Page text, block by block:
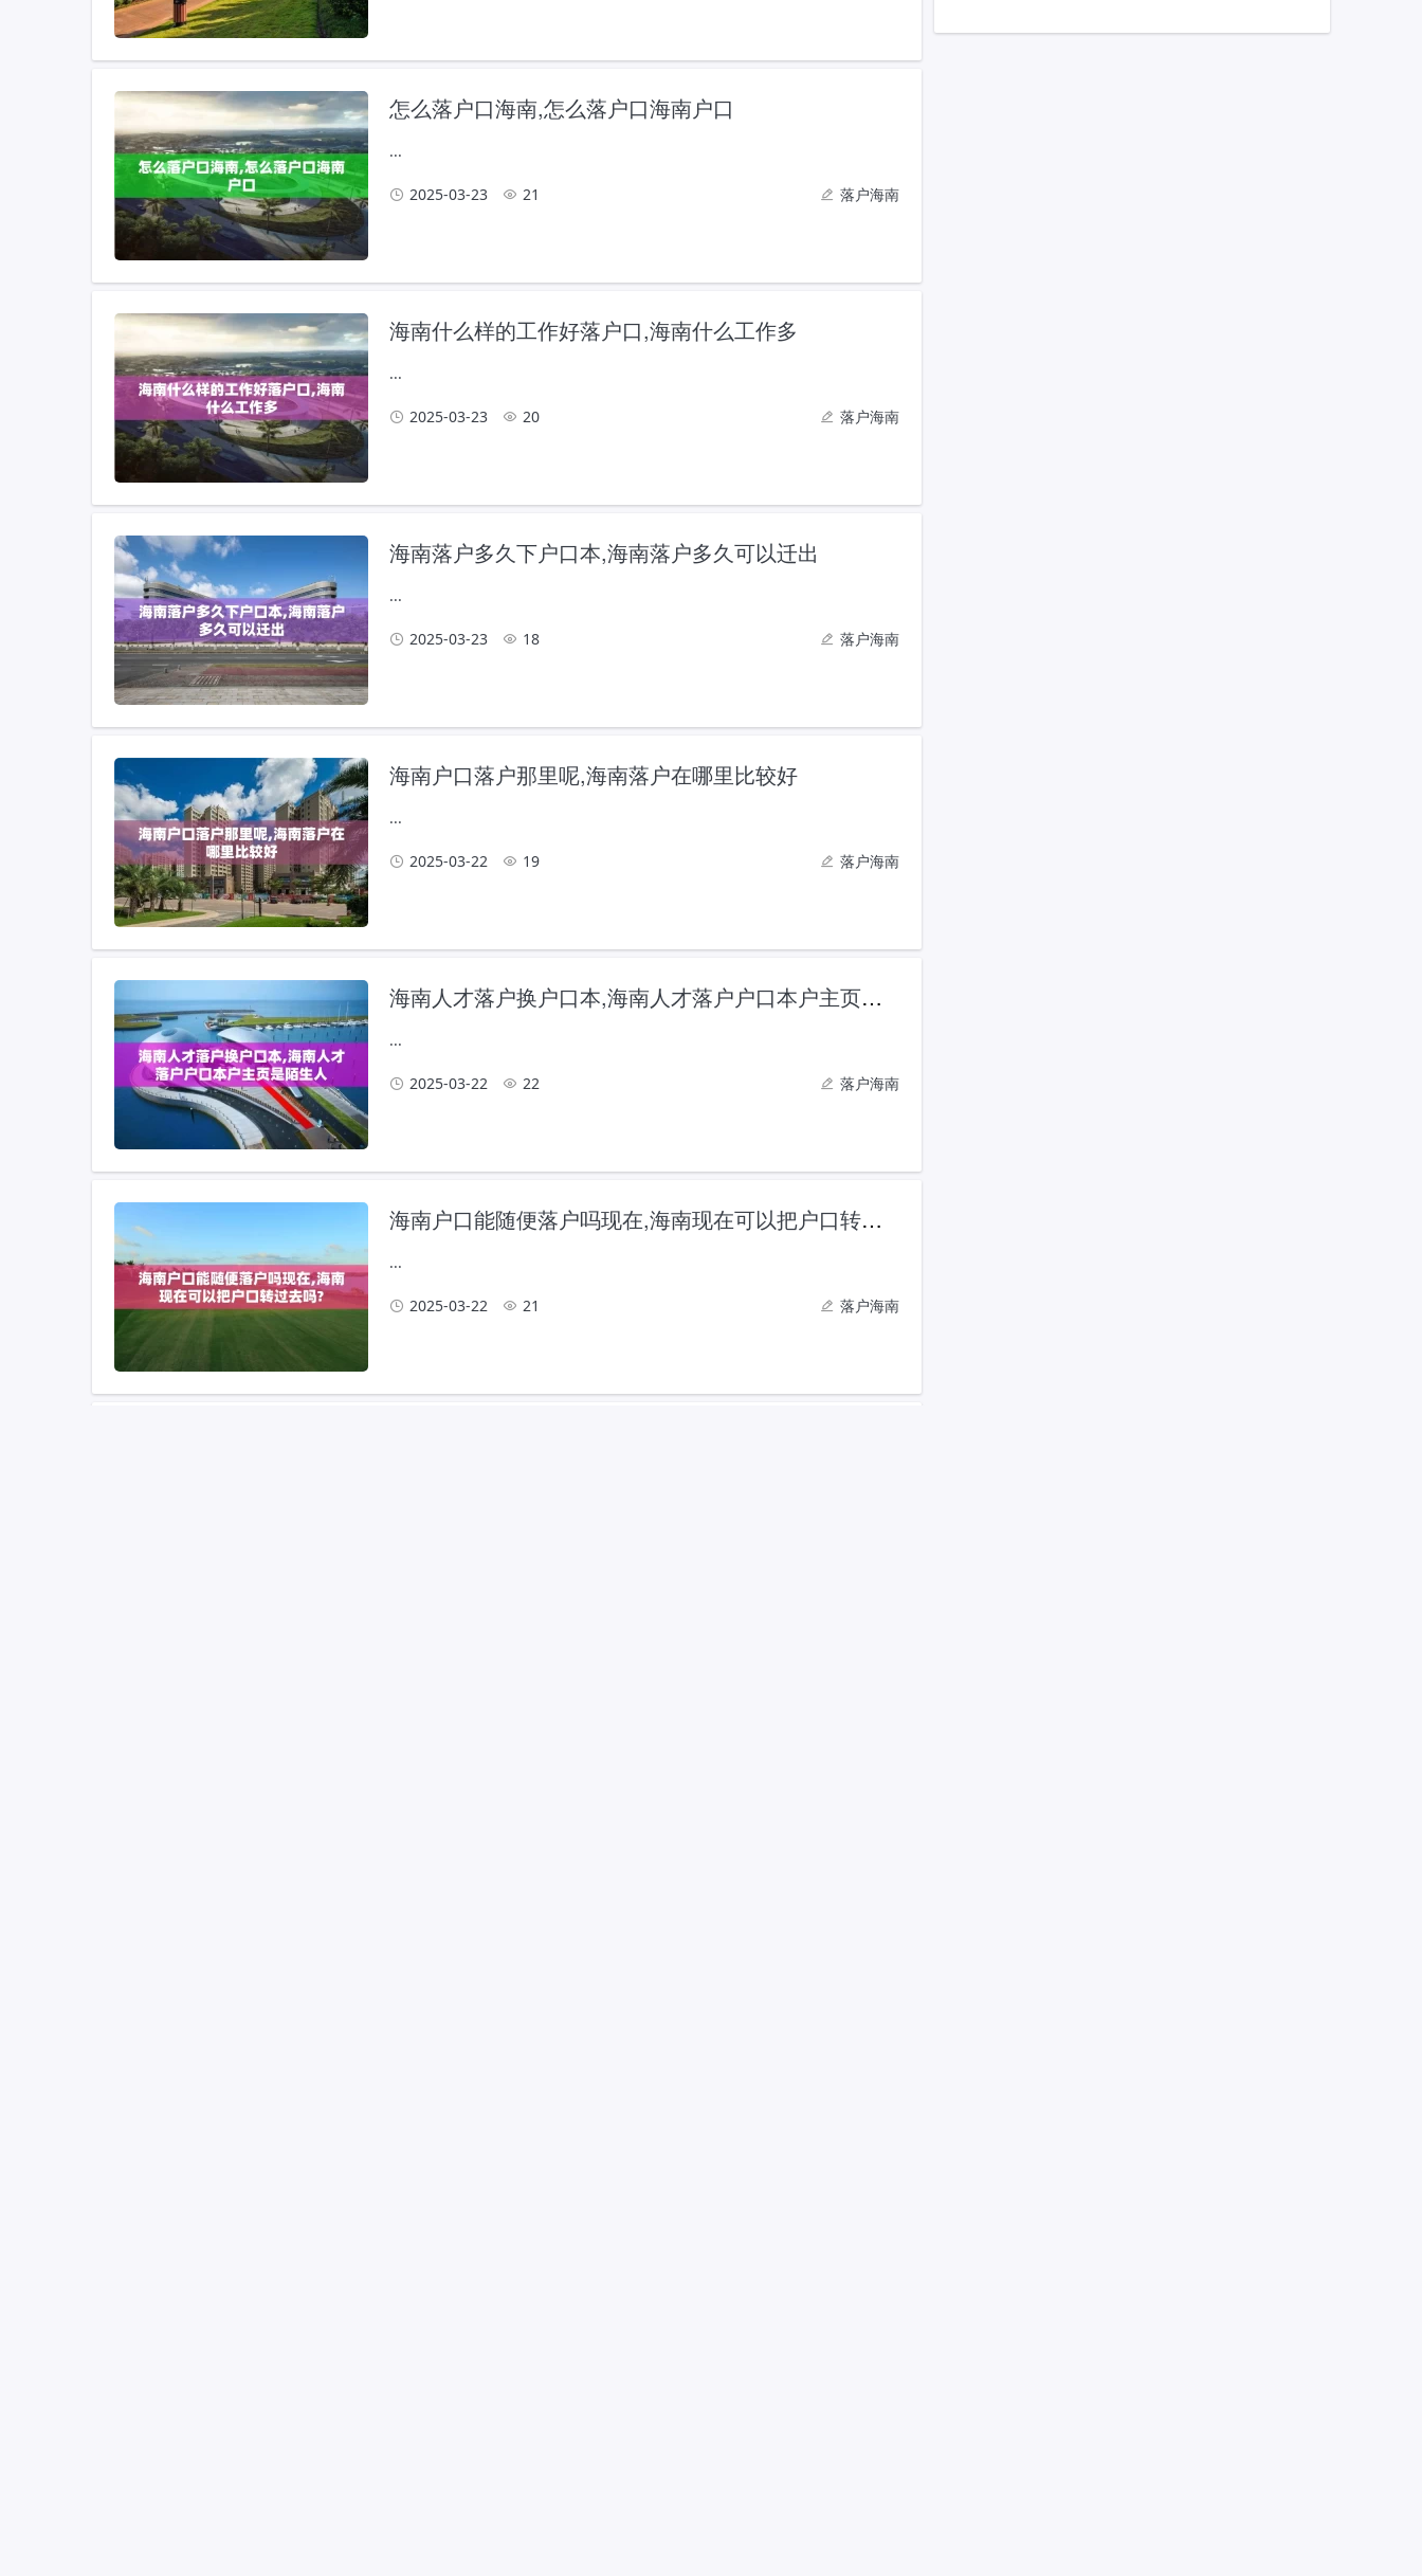
怎么落户口海南,怎么落户口海南户口
...
2025-03-23 21 落户海南
海南什么样的工作好落户口,海南什么工作多
...
2025-03-23 20 落户海南
海南落户多久下户口本,海南落户多久可以迁出
...
2025-03-23 18 落户海南
海南户口落户那里呢,海南落户在哪里比较好
...
2025-03-22 19 落户海南
海南人才落户换户口本,海南人才落户户口本户主页是陌生人
...
2025-03-22 22 落户海南
海南户口能随便落户吗现在,海南现在可以把户口转过去吗?
...
2025-03-22 21 落户海南